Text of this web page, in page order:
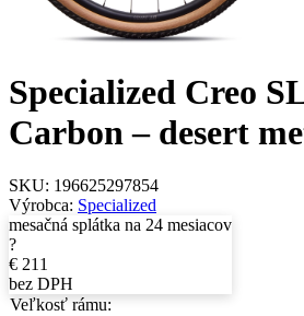
Specialized Creo
Carbon – desert
SKU: 196625297854
Výrobca: Specialized
mesačná splátka na 24 mesiacov
?
€ 211
bez DPH
Veľkosť rámu: